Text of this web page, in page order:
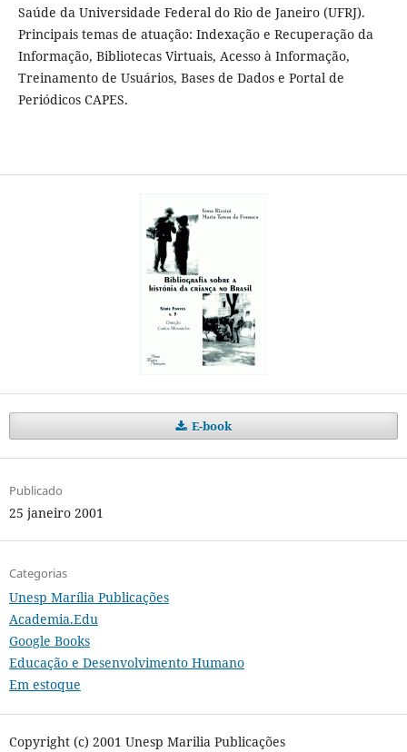
Saúde da Universidade Federal do Rio de Janeiro (UFRJ).
Principais temas de atuação: Indexação e Recuperação da
Informação, Bibliotecas Virtuais, Acesso à Informação,
Treinamento de Usuários, Bases de Dados e Portal de
Periódicos CAPES.
E-book
Publicado
25 janeiro 2001
Categorias
Unesp Marília Publicações
Academia.Edu
Google Books
Educação e Desenvolvimento Humano
Em estoque
Copyright (c) 2001 Unesp Marilia Publicações